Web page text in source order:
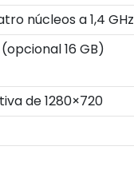
núcleos a 1,4 GHz
(opcional 16 GB)
de 1280×720